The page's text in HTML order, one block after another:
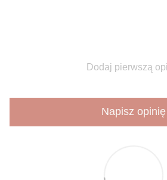
Dodaj pierwszą
Napisz opinię